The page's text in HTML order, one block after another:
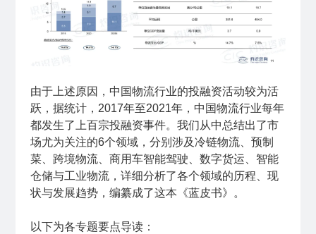
由于上述原因，中国物流行业的投融资活动较为活
跃，据统计，2017年至2021年，中国物流行业每年
都发生了上百宗投融资事件。我们从中总结出了市
场尤为关注的6个领域，分别涉及冷链物流、预制
菜、跨境物流、商用车智能驾驶、数字货运、智能
仓储与工业物流，详细分析了各个领域的历程、现
状与发展趋势，编纂成了这本《蓝皮书》。
以下为各专题要点导读：